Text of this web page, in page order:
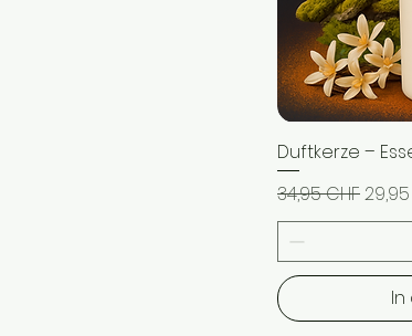
Duftkerze –
Standardpreis
34,95 CHFSale-